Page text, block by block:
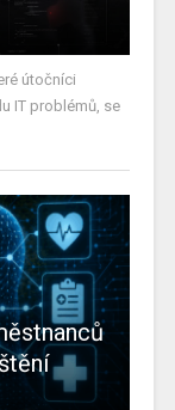
útočníci
IT problémů, se